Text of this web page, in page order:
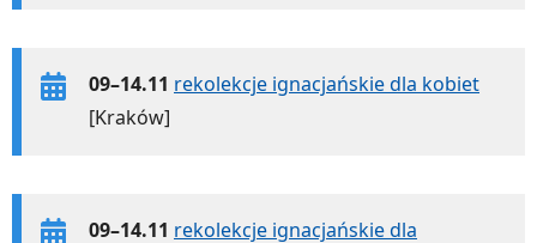
09–14.11 rekolekcje ignacjańskie dla kobiet
[Kraków]
09–14.11 rekolekcje ignacjańskie dla